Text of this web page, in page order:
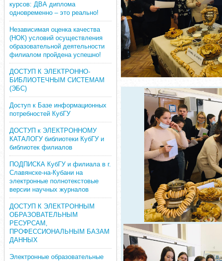
курсов: ДВА диплома
одновременно – это реально!
Независимая оценка качества
(НОК) условий осуществления
образовательной деятельности
филиалом пройдена успешно!
ДОСТУП К ЭЛЕКТРОННО-
БИБЛИОТЕЧНЫМ СИСТЕМАМ
(ЭБС)
Доступ к Базе информационных
потребностей КубГУ
ДОСТУП к ЭЛЕКТРОННОМУ
КАТАЛОГУ библиотеки КубГУ и
библиотек филиалов
ПОДПИСКА КубГУ и филиала в г.
Славянске-на-Кубани на
электронные полнотекстовые
версии научных журналов
ДОСТУП К ЭЛЕКТРОННЫМ
ОБРАЗОВАТЕЛЬНЫМ
РЕСУРСАМ,
ПРОФЕССИОНАЛЬНЫМ БАЗАМ
ДАННЫХ
Электронные образовательные